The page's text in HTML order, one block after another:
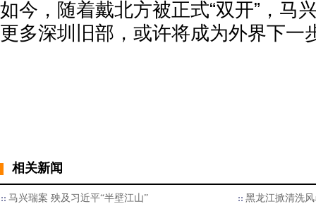
如今，随着戴北方被正式“双开”，马
更多深圳旧部，或许将成为外界下一
相关新闻
马兴瑞案 殃及习近平“半壁江山”
黑龙江掀清洗